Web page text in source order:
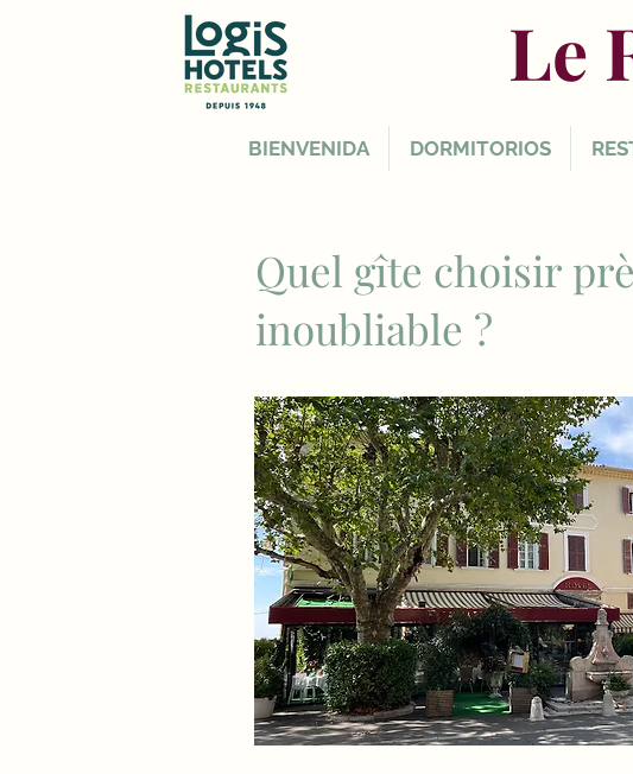
Le
BIENVENIDA DORMITORIOS
Quel gîte choisir
inoubliable ?